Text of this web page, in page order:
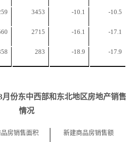
3453 -10.1 -10.5
2715 -16.1 -17.1
283 -18.9 -17.9
月份东中西部和东北地区房地产销售
情况
房销售面积 新建商品房销售额